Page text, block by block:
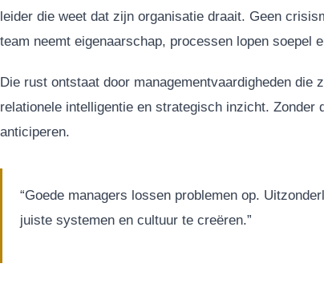
leider die weet dat zijn organisatie draait. Geen
team neemt eigenaarschap, processen lopen soepel
Die rust ontstaat door managementvaardigheden
relationele intelligentie en strategisch inzicht.
anticiperen.
“Goede managers lossen problemen op.
juiste systemen en cultuur te creëren.”